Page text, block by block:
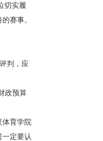
切实履
赛事。
判，应
政预算
育学院
定要认